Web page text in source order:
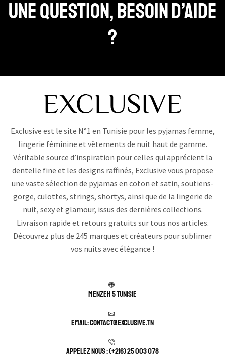
Une question, Besoin d’aide
?
Exclusive est le site N°1 en Tunisie pour les pyjamas femme,
lingerie féminine et vêtements de nuit haut de gamme.
Véritable source d’inspiration pour celles qui apprécient la
dentelle fine et les designs raffinés, Exclusive vous propose
une vaste sélection de pyjamas en coton et satin, soutiens-
gorge, culottes, strings, shortys, ainsi que de la lingerie de
nuit, sexy et glamour, issus des dernières collections.
Livraison rapide et retours gratuits sur tous nos articles.
Découvrez plus de 245 marques et créateurs pour sublimer
vos nuits avec élégance !
Menzeh 5 TUNISIE
Email: contact@exclusive.tn
APPELEZ NOUS : (+216) 25 003 078